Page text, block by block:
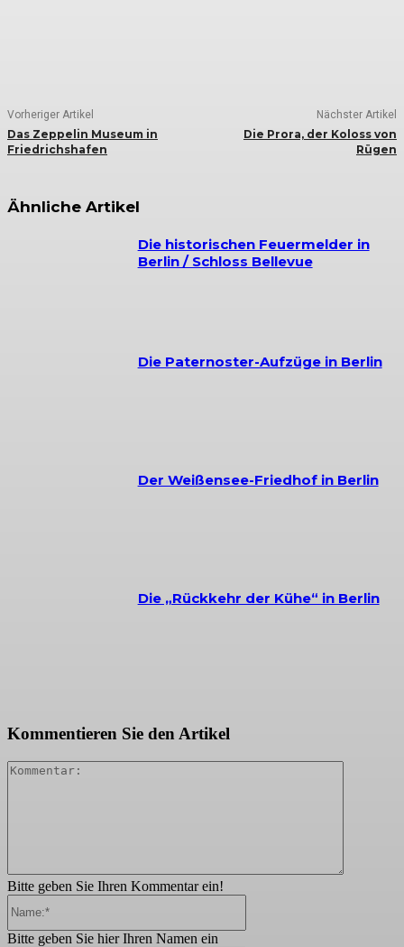
Vorheriger Artikel
Das Zeppelin Museum in
Friedrichshafen
Nächster Artikel
Die Prora, der Koloss von
Rügen
Ähnliche Artikel
Die historischen Feuermelder in
Berlin / Schloss Bellevue
Die Paternoster-Aufzüge in Berlin
Der Weißensee-Friedhof in Berlin
Die „Rückkehr der Kühe“ in Berlin
Kommentieren Sie den Artikel
Bitte geben Sie Ihren Kommentar ein!
Bitte geben Sie hier Ihren Namen ein